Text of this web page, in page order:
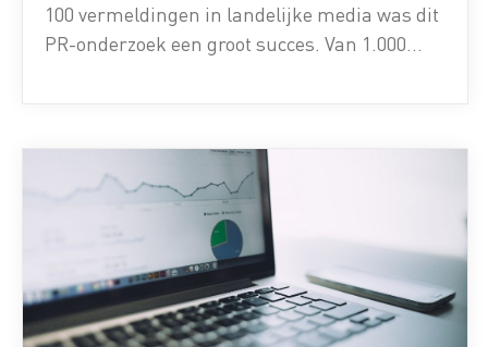
100 vermeldingen in landelijke media was dit
PR-onderzoek een groot succes. Van 1.000
8.30 uur “Heb jij Pokémon Go […]